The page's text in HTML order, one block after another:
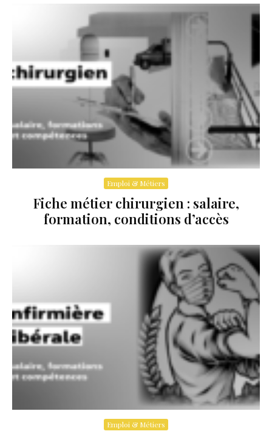
Emploi & Métiers
Fiche métier chirurgien : salaire,
formation, conditions d’accès
Emploi & Métiers